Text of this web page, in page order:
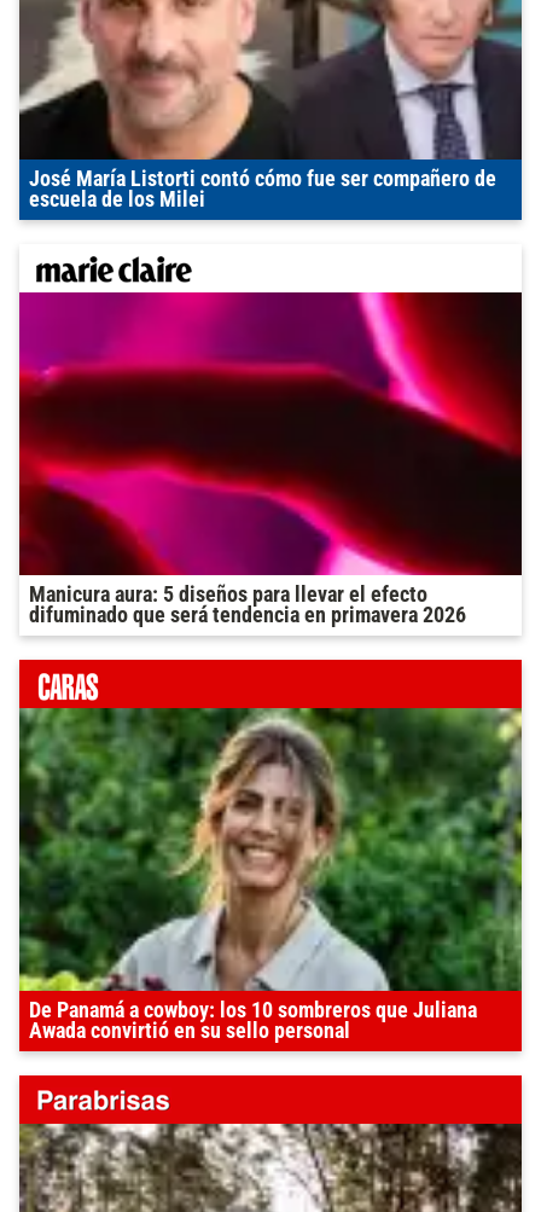
José María Listorti contó cómo fue ser compañero de
escuela de los Milei
Manicura aura: 5 diseños para llevar el efecto
difuminado que será tendencia en primavera 2026
De Panamá a cowboy: los 10 sombreros que Juliana
Awada convirtió en su sello personal